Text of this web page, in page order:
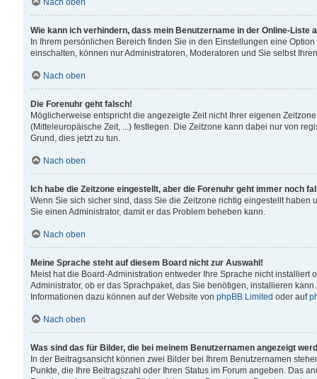
Nach oben
Wie kann ich verhindern, dass mein Benutzername in der Online-Liste
In Ihrem persönlichen Bereich finden Sie in den Einstellungen eine
einschalten, können nur Administratoren, Moderatoren und Sie selbst
Nach oben
Die Forenuhr geht falsch!
Möglicherweise entspricht die angezeigte Zeit nicht Ihrer eigenen
(Mitteleuropäische Zeit, ...) festlegen. Die Zeitzone kann dabei nur von
Grund, dies jetzt zu tun.
Nach oben
Ich habe die Zeitzone eingestellt, aber die Forenuhr geht immer noch
Wenn Sie sich sicher sind, dass Sie die Zeitzone richtig eingestellt
Sie einen Administrator, damit er das Problem beheben kann.
Nach oben
Meine Sprache steht auf diesem Board nicht zur Auswahl!
Meist hat die Board-Administration entweder Ihre Sprache nicht
Administrator, ob er das Sprachpaket, das Sie benötigen, installieren
Informationen dazu können auf der Website von phpBB Limited oder auf
Nach oben
Was sind das für Bilder, die bei meinem Benutzernamen angezeigt
In der Beitragsansicht können zwei Bilder bei Ihrem Benutzernamen
Punkte, die Ihre Beitragszahl oder Ihren Status im Forum angeben. Das